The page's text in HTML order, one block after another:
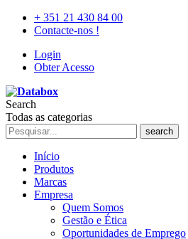
+ 351 21 430 84 00
Contacte-nos !
Login
Obter Acesso
Search
Todas as categorias
search
Início
Produtos
Marcas
Empresa
Quem Somos
Gestão e Ética
Oportunidades de Emprego